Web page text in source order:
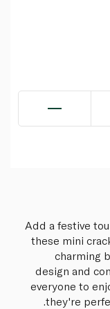
?Add a festive
these mini
charming
design and
everyone to
they're